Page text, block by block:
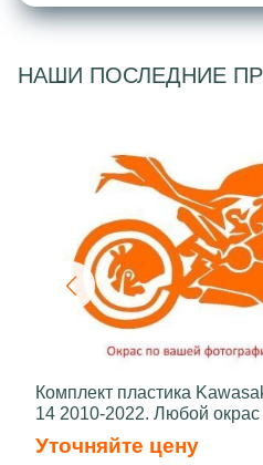
НАШИ ПОСЛЕДНИЕ
Комплект пластика
14 2010-2022. Любой окрас
Уточняйте цену